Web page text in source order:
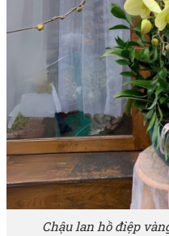
Chậu lan hồ điệp